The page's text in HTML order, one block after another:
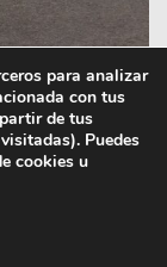
para analizar
con tus
de tus
Puedes
cookies u